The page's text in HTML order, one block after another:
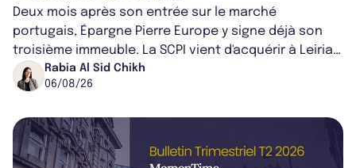
Deux mois après son entrée sur le marché
portugais, Épargne Pierre Europe y signe déjà son
troisième immeuble. La SCPI vient d'acquérir à Leiria,
dans le centre du pays, un établis...
Rabia Al Sid Chikh
06/08/26